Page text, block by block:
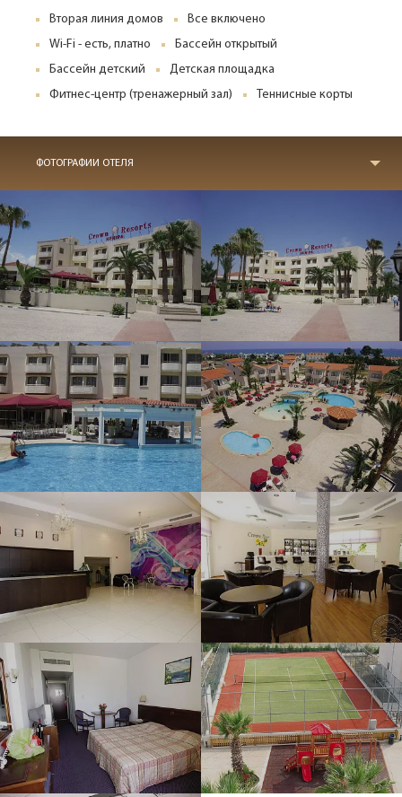
Вторая линия домов
Все включено
Wi-Fi - есть, платно
Бассейн открытый
Бассейн детский
Детская площадка
Фитнес-центр (тренажерный зал)
Теннисные корты
ФОТОГРАФИИ ОТЕЛЯ